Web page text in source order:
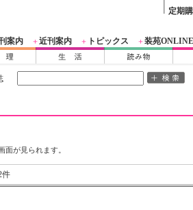
定期
案内 ＋近刊案内 ＋ トピックス ＋装苑ONLINE
が見られます。
件